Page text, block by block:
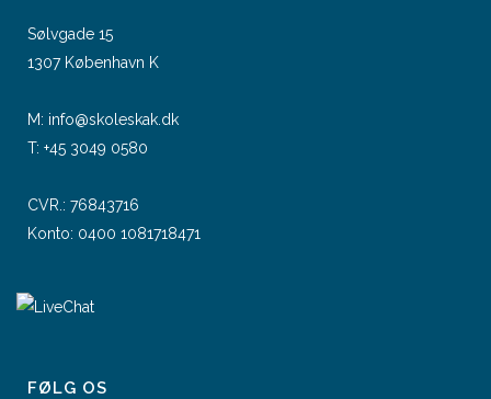
Sølvgade 15
1307 København K
M: info@skoleskak.dk
T: +45 3049 0580
CVR.: 76843716
Konto: 0400 1081718471
FØLG OS